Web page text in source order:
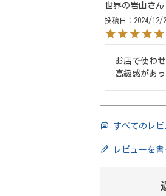
世界の岩山
投稿日
2024/12/
お店で使わ
高級感があ
すべてのレ
レビューを書